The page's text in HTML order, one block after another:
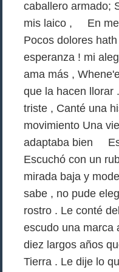
caballero armado;
mis laico , En
Pocos dolores
esperanza ! mi
ama más ,
que la hacen llorar
triste , Canté una
movimiento Una
adaptaba bien
Escuchó con un
mirada baja y
sabe , no pude
rostro . Le conté
escudo una marca
diez largos años
Tierra . Le dije lo